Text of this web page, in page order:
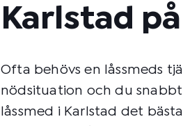
Karlstad
Ofta behövs en låssmeds
nödsituation och du
låssmed i Karlstad det